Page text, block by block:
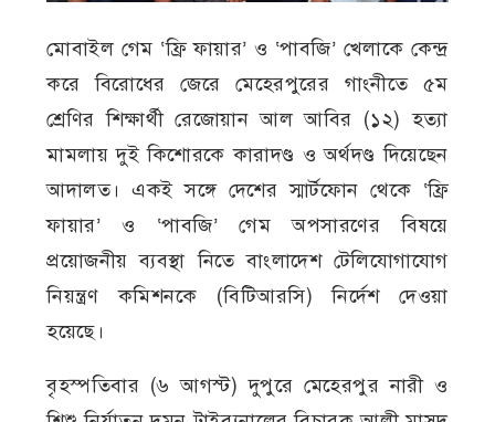
মোবাইল গেম ‘ফ্রি ফায়ার’ ও ‘পাবজি’ খেলাকে কেন্দ্র
করে বিরোধের জেরে মেহেরপুরের গাংনীতে ৫ম
শ্রেণির শিক্ষার্থী রেজোয়ান আল আবির (১২) হত্যা
মামলায় দুই কিশোরকে কারাদণ্ড ও অর্থদণ্ড দিয়েছেন
আদালত। একই সঙ্গে দেশের স্মার্টফোন থেকে ‘ফ্রি
ফায়ার’ ও ‘পাবজি’ গেম অপসারণের বিষয়ে
প্রয়োজনীয় ব্যবস্থা নিতে বাংলাদেশ টেলিযোগাযোগ
নিয়ন্ত্রণ কমিশনকে (বিটিআরসি) নির্দেশ দেওয়া
হয়েছে।
বৃহস্পতিবার (৬ আগস্ট) দুপুরে মেহেরপুর নারী ও